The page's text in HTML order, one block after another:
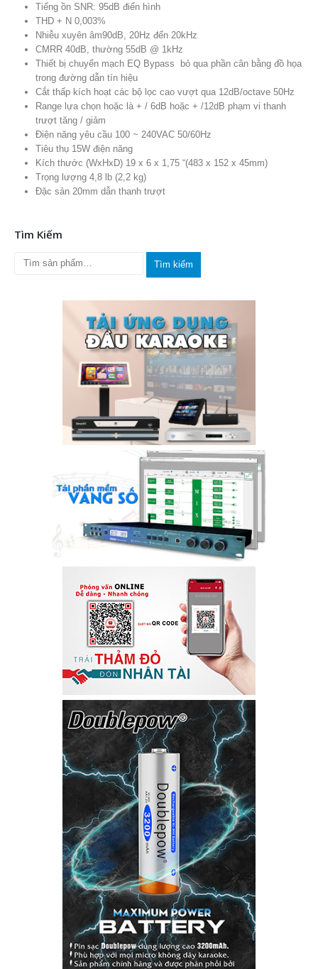
Tiếng ồn SNR: 95dB điển hình
THD + N 0,003%
Nhiễu xuyên âm90dB, 20Hz đến 20kHz
CMRR 40dB, thường 55dB @ 1kHz
Thiết bị chuyển mạch EQ Bypass bỏ qua phần cân bằng đồ họa
trong đường dẫn tín hiệu
Cắt thấp kích hoạt các bộ lọc cao vượt qua 12dB/octave 50Hz
Range lựa chọn hoặc là + / 6dB hoặc + /12dB phạm vi thanh
trượt tăng / giảm
Điện năng yêu cầu 100 ~ 240VAC 50/60Hz
Tiêu thụ 15W điện năng
Kích thước (WxHxD) 19 x 6 x 1,75 “(483 x 152 x 45mm)
Trọng lượng 4,8 lb (2,2 kg)
Đặc sản 20mm dẫn thanh trượt
Tìm Kiếm
Tìm kiếm